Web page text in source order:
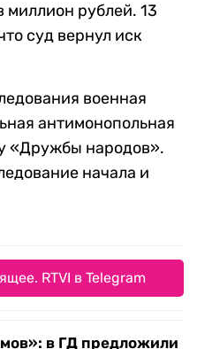
миллион рублей. 13
суд вернул иск
военная
антимонопольная
«Дружбы народов».
начала и
RTVI в Telegram
в ГД предложили